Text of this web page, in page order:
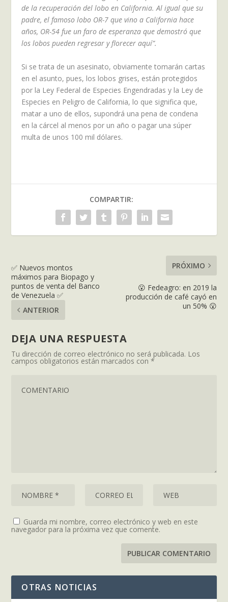
de la recuperación del lobo en California. Al igual que su
padre, el famoso lobo OR-7 que vino a California hace
años, OR-54 fue un faro de esperanza que demostró que
los lobos pueden regresar y florecer aquí”.
Si se trata de un asesinato, obviamente tomarán cartas
en el asunto, pues, los lobos grises, están protegidos
por la Ley Federal de Especies Engendradas y la Ley de
Especies en Peligro de California, lo que significa que,
matar a uno de ellos, supondrá una pena de condena
en la cárcel al menos por un año o pagar una súper
multa de unos 100 mil dólares.
COMPARTIR:
✅ Nuevos montos
máximos para Biopago y
puntos de venta del Banco
de Venezuela ✅
ANTERIOR
PRÓXIMO
😮 Fedeagro: en 2019 la
producción de café cayó en
un 50% 😮
DEJA UNA RESPUESTA
Tu dirección de correo electrónico no será publicada. Los
campos obligatorios están marcados con*
Guarda mi nombre, correo electrónico y web en este
navegador para la próxima vez que comente.
OTRAS NOTICIAS